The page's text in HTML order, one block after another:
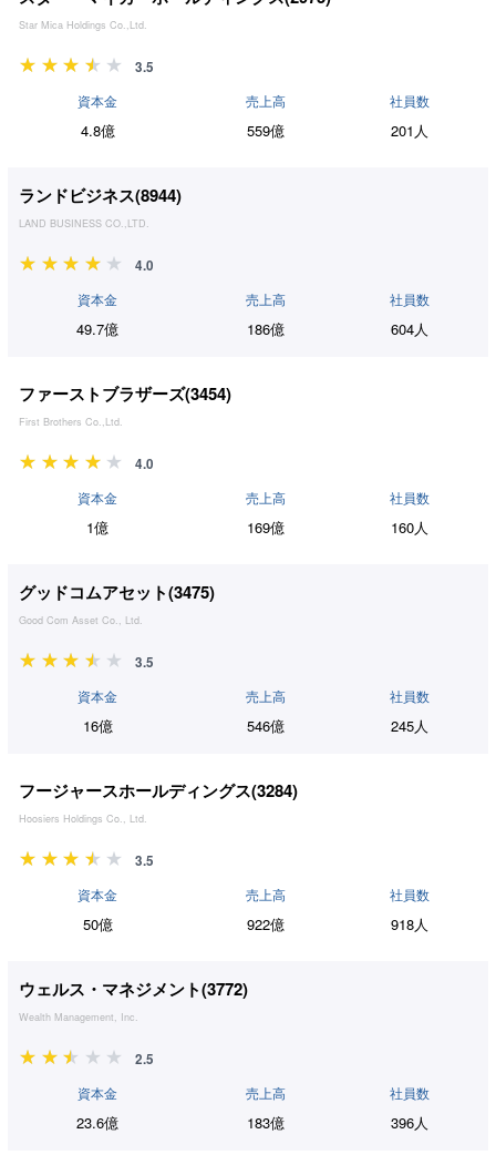
Star Mica Holdings Co.,Ltd.
3.5
資本金
4.8億
売上高
559億
社員数
201人
ランドビジネス(8944)
LAND BUSINESS CO.,LTD.
4.0
資本金
49.7億
売上高
186億
社員数
604人
ファーストブラザーズ(3454)
First Brothers Co.,Ltd.
4.0
資本金
1億
売上高
169億
社員数
160人
グッドコムアセット(3475)
Good Com Asset Co., Ltd.
3.5
資本金
16億
売上高
546億
社員数
245人
フージャースホールディングス(3284)
Hoosiers Holdings Co., Ltd.
3.5
資本金
50億
売上高
922億
社員数
918人
ウェルス・マネジメント(3772)
Wealth Management, Inc.
2.5
資本金
23.6億
売上高
183億
社員数
396人